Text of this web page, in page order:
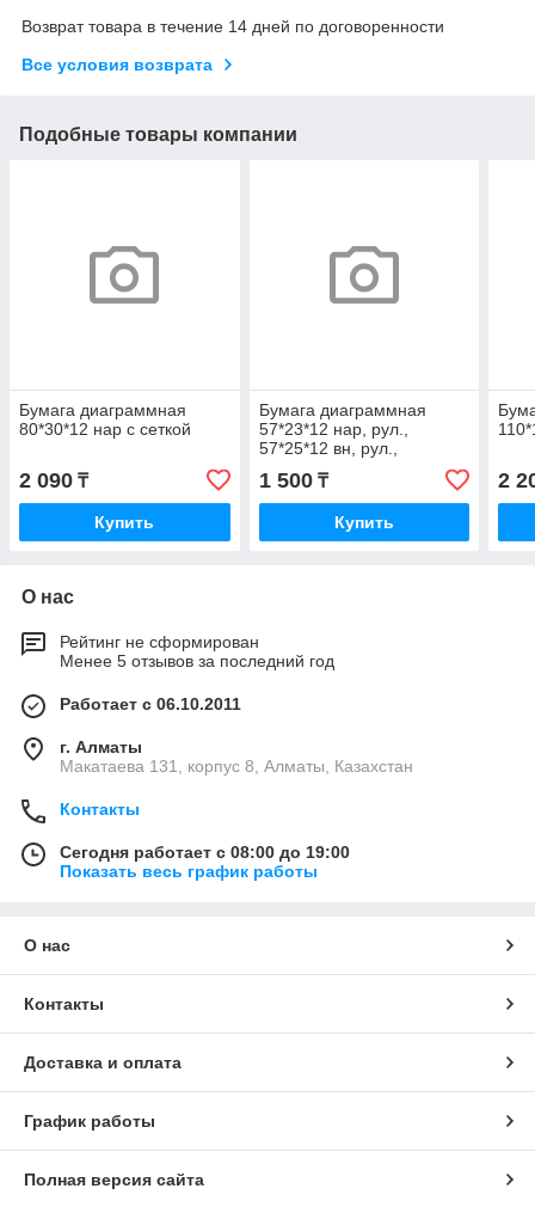
Возврат товара в течение 14 дней по договоренности
Все условия возврата
Подобные товары компании
Бумага диаграммная
80*30*12 нар с сеткой
2 090 ₸
Купить
Бумага диаграммная
57*23*12 нар, рул.,
57*25*12 вн, рул.,
58*30*12 вн, рул
1 500₸
Купить
2
О нас
Рейтинг не сформирован
Менее 5 отзывов за последний год
Работает с 06.10.2011
г. Алматы
Макатаева 131, корпус 8, Алматы, Казахстан
Контакты
Сегодня работает с 08:00 до 19:00
Показать весь график работы
О нас
Контакты
Доставка и оплата
График работы
Полная версия сайта